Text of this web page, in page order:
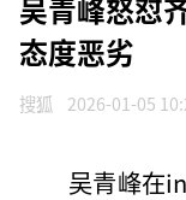
吴青峰怒怼
态度恶劣
搜狐 2026-01-05
吴青峰在